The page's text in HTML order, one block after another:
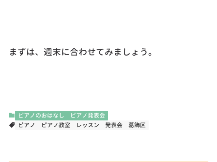
まずは、週末に合わせてみましょう。
ピアノのおはなし
ピアノ発表会
ピアノ
ピアノ教室 レッスン 発表会 葛飾区